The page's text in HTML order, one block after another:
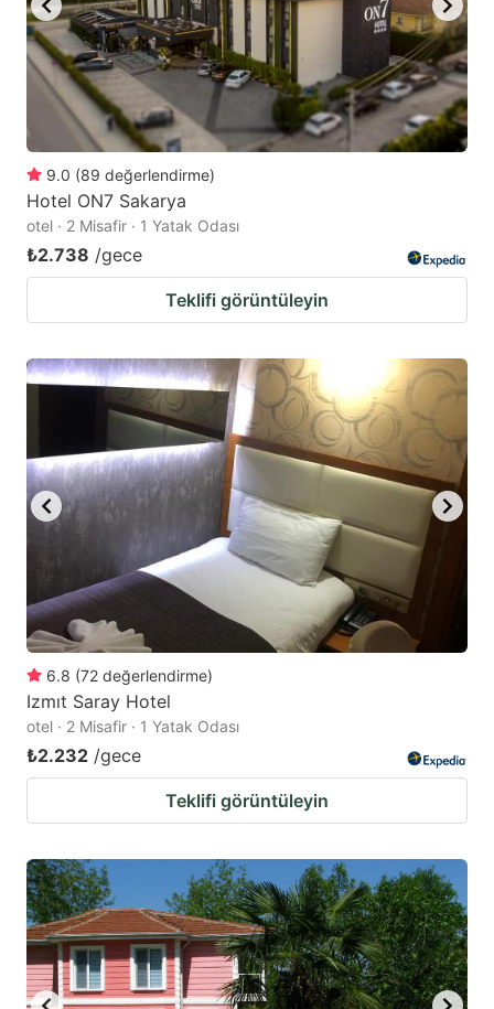
9.0 (89 değerlendirme)
Hotel ON7 Sakarya
otel · 2 Misafir · 1 Yatak Odası
₺2.738 /gece
Teklifi görüntüleyin
6.8 (72 değerlendirme)
Izmıt Saray Hotel
otel · 2 Misafir · 1 Yatak Odası
₺2.232 /gece
Teklifi görüntüleyin